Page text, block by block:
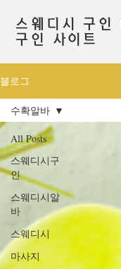
스웨디시 구인
구인 사이트
블로그
All Posts
스웨디시구
인
스웨디시알
바
스웨디시
마사지
수확알바